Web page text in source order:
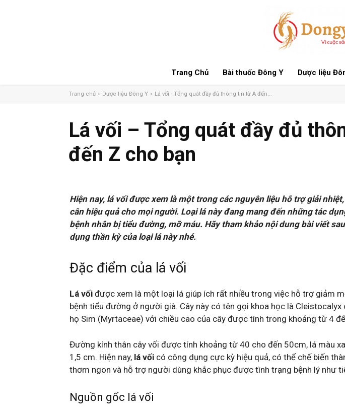
Trang Chủ Bài thuốc Đông Y Dược liệu
Trang chủ Dược liệu Đông Y Lá vối - Tổng quát đầy đủ thông tin từ A đến...
Lá vối – Tổng quát đầy đủ
đến Z cho bạn
Hiện nay, lá vối được xem là một trong các nguyên liệu hỗ trợ giải
cân hiệu quả cho mọi người. Loại lá này đang mang đến những tác
bệnh nhân bị tiểu đường, mỡ máu. Hãy tham khảo nội dung bài viết
dụng thần kỳ của loại lá này nhé.
Đặc điểm của lá vối
Lá vối được xem là một loại lá giúp ích rất nhiều trong việc hỗ trợ giảm
bệnh tiểu đường ở người già. Cây này có tên gọi khoa học là
họ Sim (Myrtaceae) với chiều cao của cây được tính trong khoảng từ 4
Đường kính thân cây vối được tính khoảng từ 40 cho đến 50cm, lá màu
1,5 cm. Hiện nay, lá vối có công dụng cực kỳ hiệu quả, có thể chế biến
thơm ngon và hỗ trợ người dùng khắc phục được tình trạng bệnh lý như
Nguồn gốc lá vối